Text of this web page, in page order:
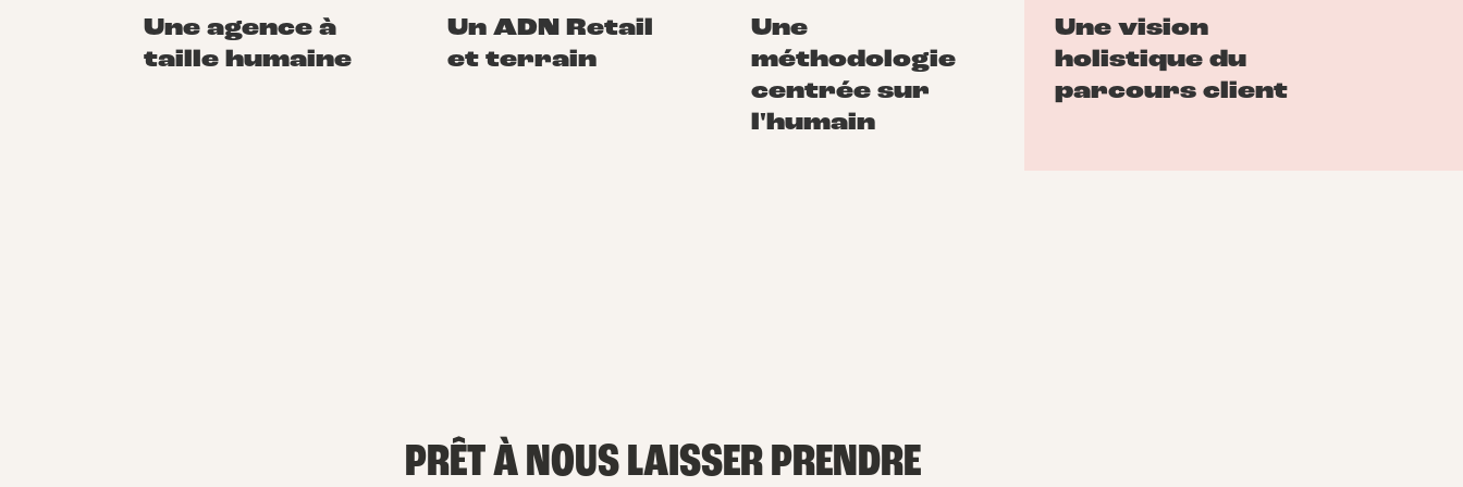
Une agence à
taille humaine
Un ADN Retail
et terrain
Une
méthodologie
centrée sur
l'humain
Une vision
holistique du
parcours client
PRÊT À NOUS LAISSER PRENDRE